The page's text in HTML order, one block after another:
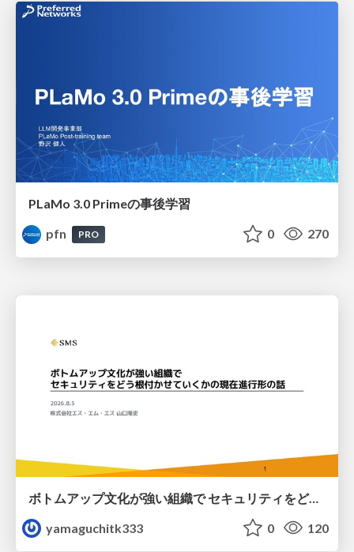
PLaMo 3.0 Primeの事後学習
pfn
PRO 0 270
ボトムアップ文化が強い組織で セキュリティをどう根付かせていくかの現在進行形の話 / Making Security Stick in a Bottom-Up Organization
yamaguchitk333
0 120